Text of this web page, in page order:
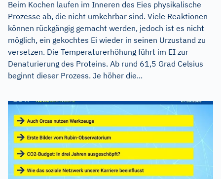
Beim Kochen laufen im Inneren des Eies physikalische
Prozesse ab, die nicht umkehrbar sind. Viele Reaktionen
können rückgängig gemacht werden, jedoch ist es nicht
möglich, ein gekochtes Ei wieder in seinen Urzustand zu
versetzen. Die Temperaturerhöhung führt im EI zur
Denaturierung des Proteins. Ab rund 61,5 Grad Celsius
beginnt dieser Prozess. Je höher die...